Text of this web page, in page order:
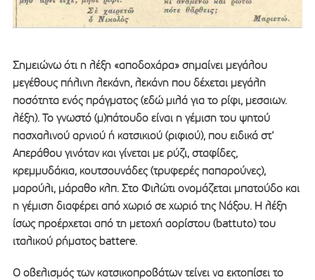
Σημειώνω ότι η λέξη «αποδοχάρα» σημαίνει μεγάλου
μεγέθους πήλινη λεκάνη, λεκάνη που δέχεται μεγάλη
ποσότητα ενός πράγματος (εδώ μιλά για το ρίφι, μεσαιων.
λέξη). Το γνωστό (μ)πάτουδο είναι η γέμιση του ψητού
πασχαλινού αρνιού ή κατσικιού (ριφιού), που ειδικά στ’
Απεράθου γινόταν και γίνεται με ρύζι, σταφίδες,
κρεμμυδάκια, κουτσουνάδες (τρυφερές παπαρούνες),
μαρούλι, μάραθο κλπ. Στο Φιλώτι ονομάζεται μπατούδο και
η γέμιση διαφέρει από χωριό σε χωριό της Νάξου. Η λέξη
ίσως προέρχεται από τη μετοχή αορίστου (battuto) του
ιταλικού ρήματος battere.
Ο οβελισμός των κατσικοπροβάτων τείνει να εκτοπίσει το